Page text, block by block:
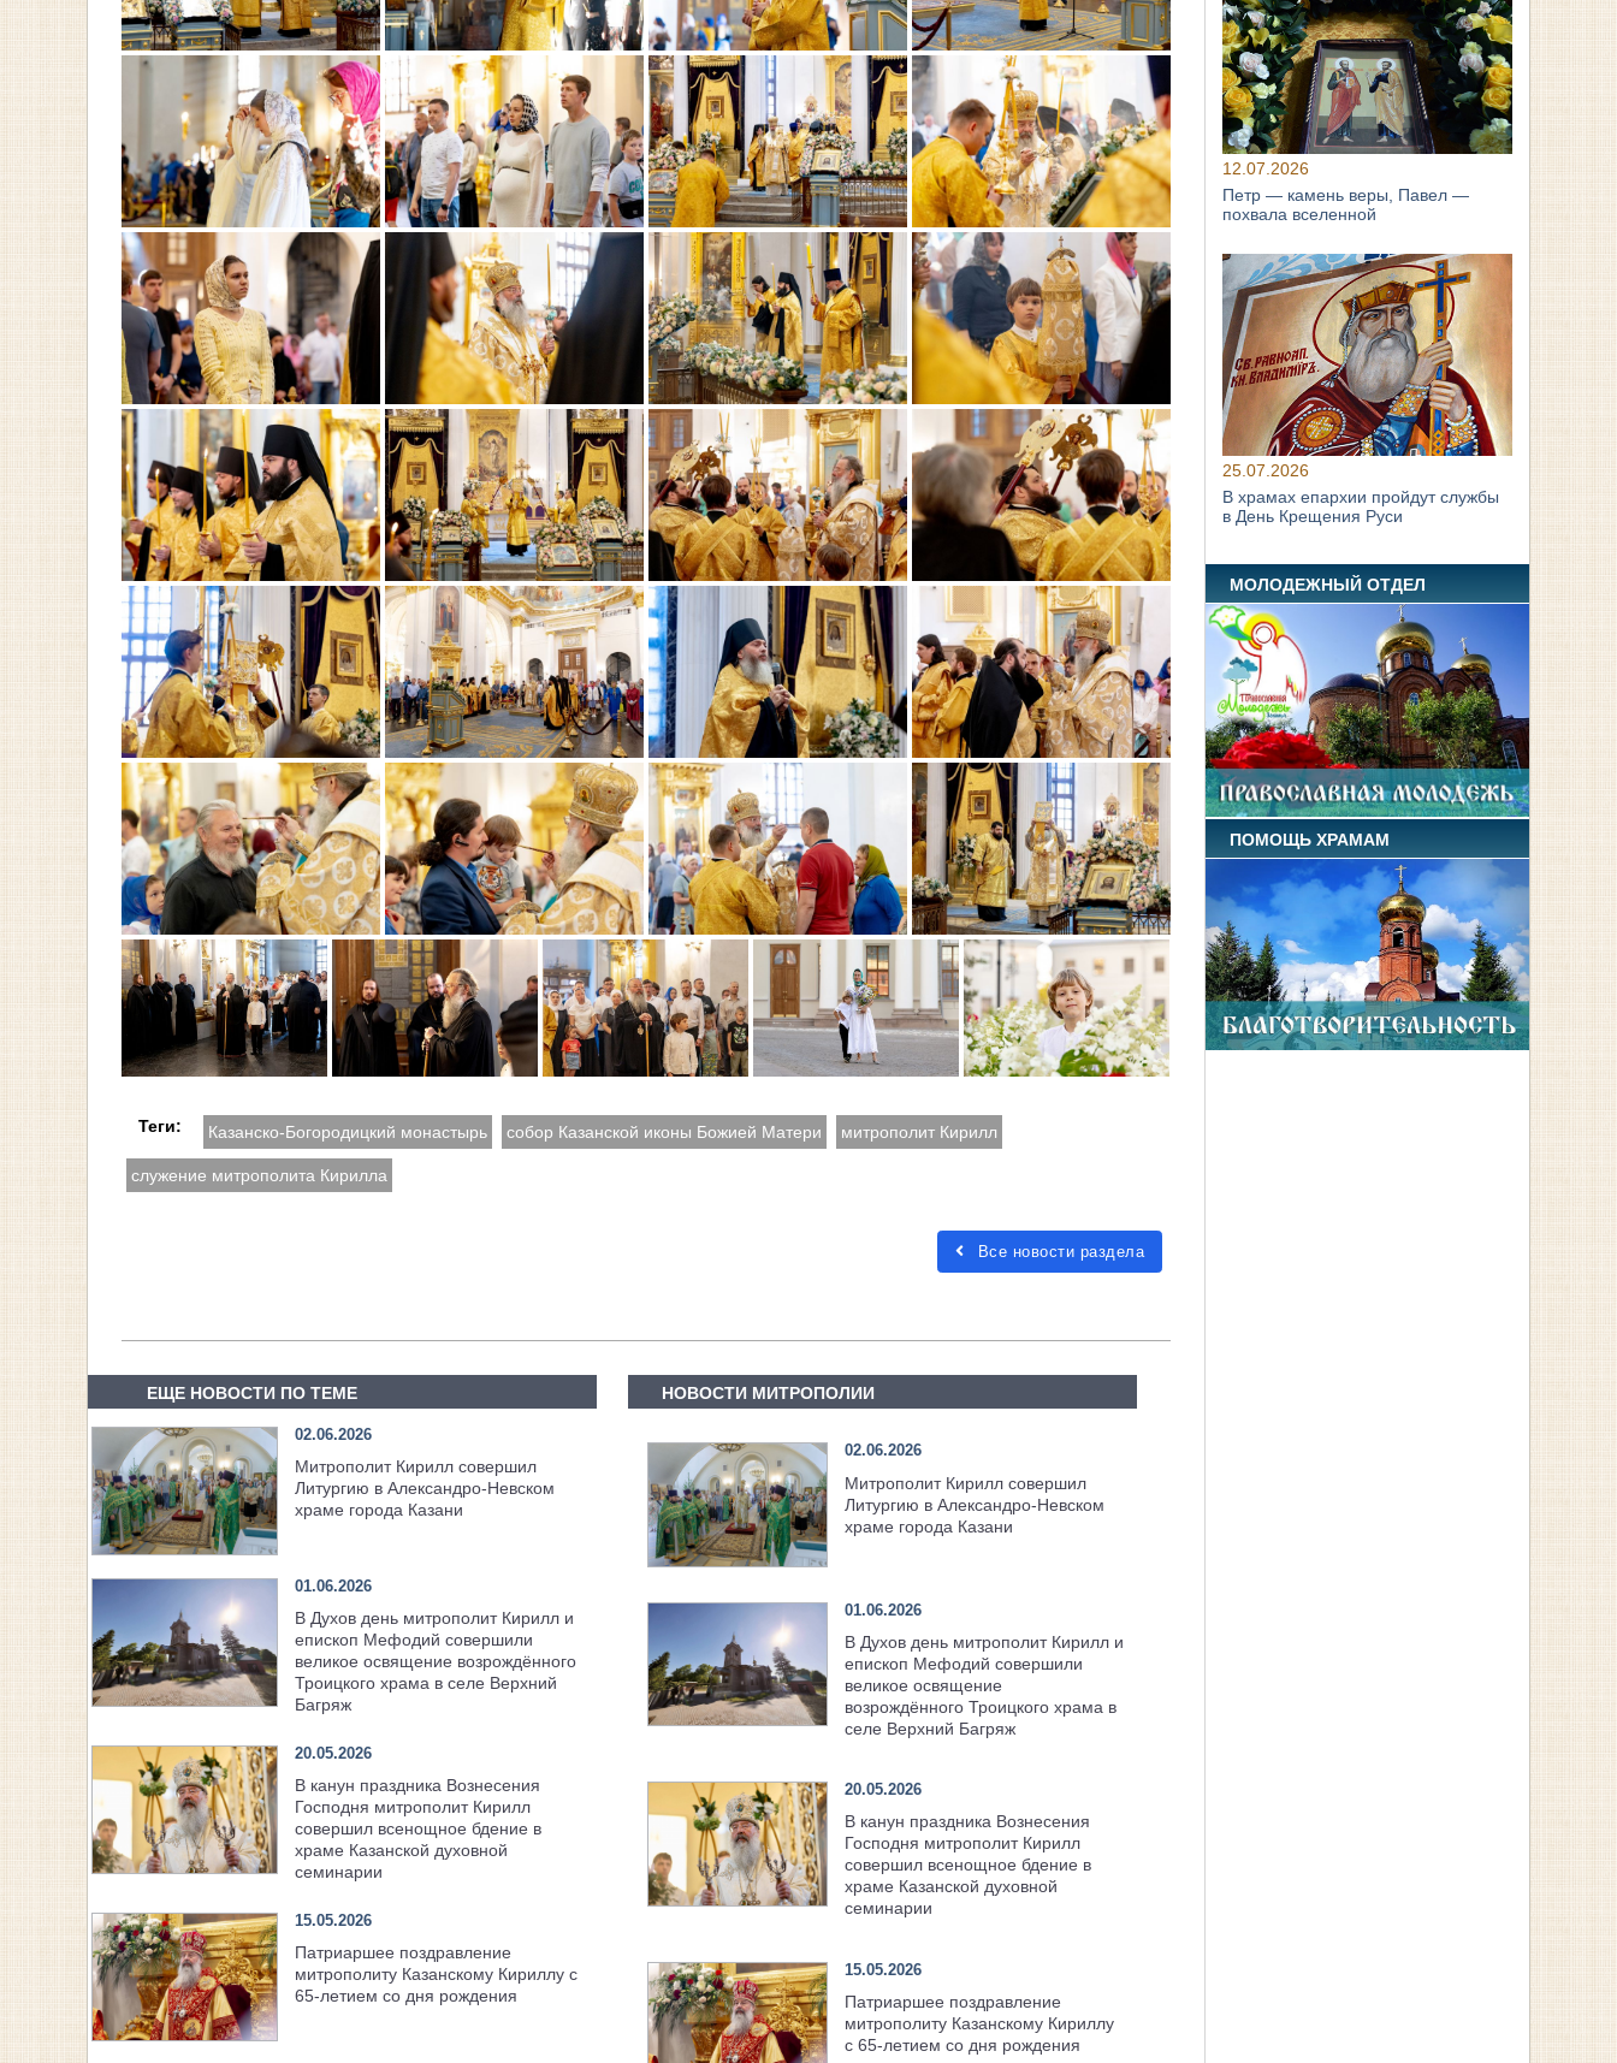
Теги: Казанско-Богородицкий монастырь собор Казанской иконы Божией Матери митрополит Кирилл
служение митрополита Кирилла
Все новости раздела
ЕЩЕ НОВОСТИ ПО ТЕМЕ
02.06.2026
Митрополит Кирилл совершил
Литургию в Александро-Невском
храме города Казани
01.06.2026
В Духов день митрополит Кирилл и
епископ Мефодий совершили
великое освящение возрождённого
Троицкого храма в селе Верхний
Багряж
20.05.2026
В канун праздника Вознесения
Господня митрополит Кирилл
совершил всенощное бдение в
храме Казанской духовной
семинарии
15.05.2026
Патриаршее поздравление
митрополиту Казанскому Кириллу с
65-летием со дня рождения
НОВОСТИ МИТРОПОЛИИ
02.06.2026
Митрополит Кирилл совершил
Литургию в Александро-Невском
храме города Казани
01.06.2026
В Духов день митрополит Кирилл и
епископ Мефодий совершили
великое освящение
возрождённого Троицкого храма в
селе Верхний Багряж
20.05.2026
В канун праздника Вознесения
Господня митрополит Кирилл
совершил всенощное бдение в
храме Казанской духовной
семинарии
15.05.2026
Патриаршее поздравление
митрополиту Казанскому Кириллу
с 65-летием со дня рождения
12.07.2026
Петр — камень веры, Павел —
похвала вселенной
25.07.2026
В храмах епархии пройдут службы
в День Крещения Руси
МОЛОДЕЖНЫЙ ОТДЕЛ
ПОМОЩЬ ХРАМАМ